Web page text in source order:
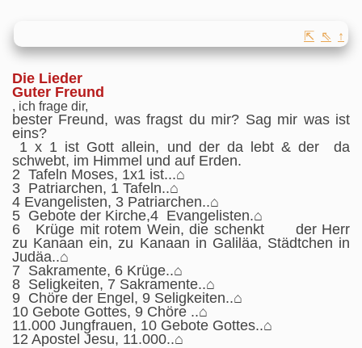
⇱ ⇖ ↑
Die Lieder
Guter Freund
, ich frage dir,
bester Freund, was fragst du mir? Sag mir was ist
eins?
1 x 1 ist Gott allein, und der da lebt & der da
schwebt, im Himmel und auf Erden.
2 Tafeln Moses, 1x1 ist...⌂
3 Patriarchen, 1 Tafeln..⌂
4 Evangelisten, 3 Patriarchen..⌂
5 Gebote der Kirche,4 Evangelisten.⌂
6 Krüge mit rotem Wein, die schenkt der Herr
zu Kanaan ein, zu Kanaan in Galiläa, Städtchen in
Judäa..⌂
7 Sakramente, 6 Krüge..⌂
8 Seligkeiten, 7 Sakramente..⌂
9 Chöre der Engel, 9 Seligkeiten..⌂
10 Gebote Gottes, 9 Chöre ..⌂
11.000 Jungfrauen, 10 Gebote Gottes..⌂
12 Apostel Jesu, 11.000..⌂